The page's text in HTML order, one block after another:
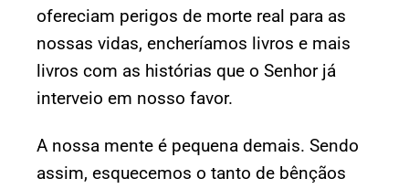
ofereciam perigos de morte real para as
nossas vidas, encheríamos livros e mais
livros com as histórias que o Senhor já
interveio em nosso favor.
A nossa mente é pequena demais. Sendo
assim, esquecemos o tanto de bênçãos